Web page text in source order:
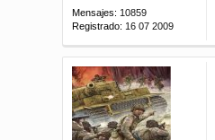
Mensajes: 10859
Registrado: 16 07 2009